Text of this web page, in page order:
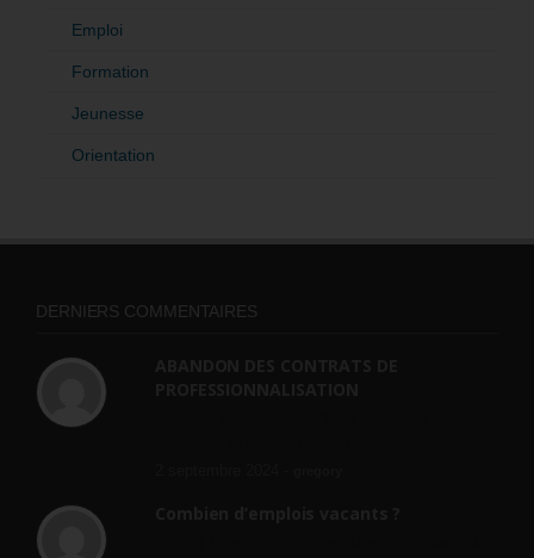
Emploi
Formation
Jeunesse
Orientation
DERNIERS COMMENTAIRES